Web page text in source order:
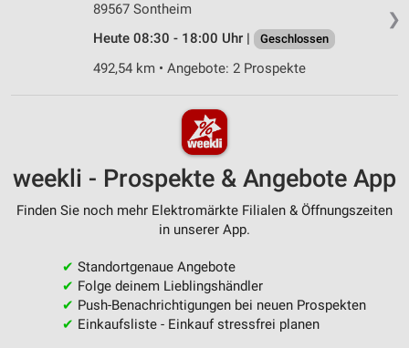
❯
89567 Sontheim
Heute 08:30 - 18:00 Uhr |
Geschlossen
492,54 km • Angebote: 2 Prospekte
weekli - Prospekte & Angebote App
Finden Sie noch mehr Elektromärkte Filialen & Öffnungszeiten
in unserer App.
✔ Standortgenaue Angebote
✔ Folge deinem Lieblingshändler
✔ Push-Benachrichtigungen bei neuen Prospekten
✔ Einkaufsliste - Einkauf stressfrei planen